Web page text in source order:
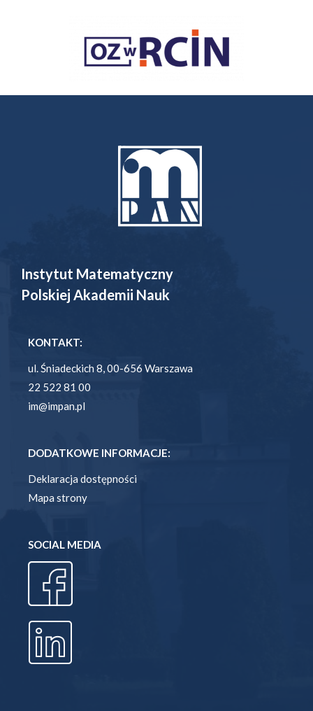
Instytut Matematyczny
Polskiej Akademii Nauk
KONTAKT:
ul. Śniadeckich 8, 00-656 Warszawa
22 522 81 00
im@impan.pl
DODATKOWE INFORMACJE:
Deklaracja dostępności
Mapa strony
SOCIAL MEDIA